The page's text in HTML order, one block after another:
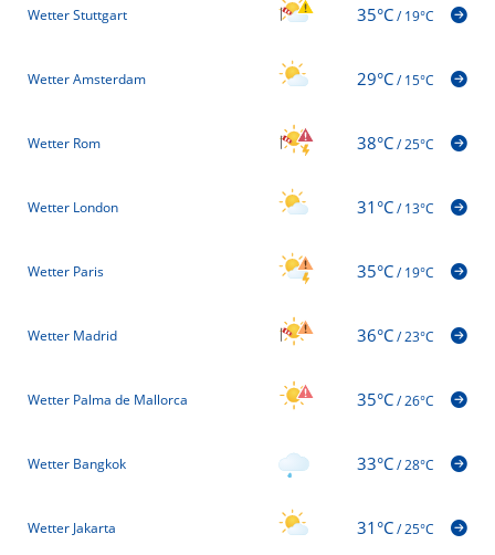
Wetter Stuttgart 35°C/19°C
Wetter Amsterdam 29°C/15°C
Wetter Rom 38°C/25°C
Wetter London 31°C/13°C
Wetter Paris 35°C/19°C
Wetter Madrid 36°C/23°C
Wetter Palma de Mallorca 35°C/26°C
Wetter Bangkok 33°C/28°C
Wetter Jakarta 31°C/25°C